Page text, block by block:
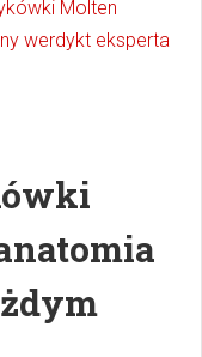
Molten
werdykt eksperta